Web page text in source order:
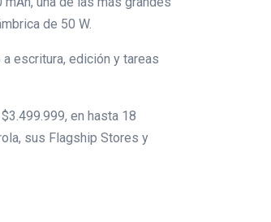
de 50 W.
escritura, edición y tareas
en hasta 18
sus Flagship Stores y